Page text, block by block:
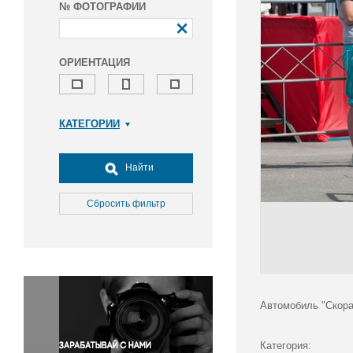
№ ФОТОГРАФИИ
ОРИЕНТАЦИЯ
КАТЕГОРИИ
Досуг, туризм и отдых
Культура
Медицина
Окружающая среда
Политика
Правосудие
Происшествия и конфликты
Найти
Сбросить фильтр
Автомобиль
Категория: